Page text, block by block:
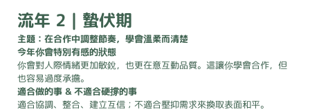
流年 2｜蟄伏期
主題：在合作中調整節奏，學會溫柔而清楚
今年你會特別有感的狀態
你會對人際情緒更加敏銳，也更在意互動品質。這讓你學會合作，但
也容易過度承擔。
適合做的事 & 不適合硬撐的事
適合協調、整合、建立互信；不適合壓抑需求來換取表面和平。